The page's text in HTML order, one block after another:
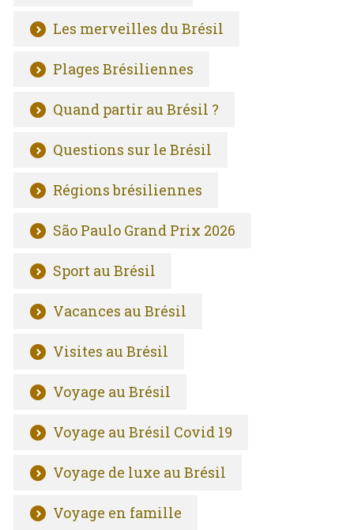
Les merveilles du Brésil
Plages Brésiliennes
Quand partir au Brésil ?
Questions sur le Brésil
Régions brésiliennes
São Paulo Grand Prix 2026
Sport au Brésil
Vacances au Brésil
Visites au Brésil
Voyage au Brésil
Voyage au Brésil Covid 19
Voyage de luxe au Brésil
Voyage en famille